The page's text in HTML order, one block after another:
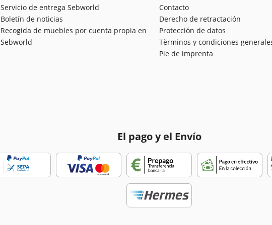
Servicio de entrega Sebworld
Boletín de noticias
Recogida de muebles por cuenta propia en
Sebworld
Contacto
Derecho de retractación
Protección de datos
Tèrminos y condiciones
Pie de imprenta
El pago y el Envío